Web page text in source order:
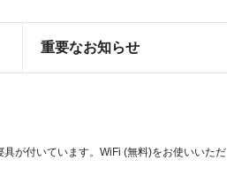
重要なお知らせ
が付いています。WiFi (無料)をお使いいただ